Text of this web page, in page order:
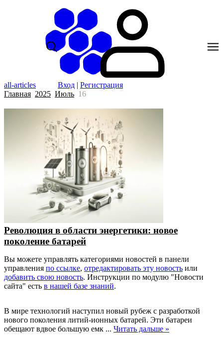
all-articles Вход | Регистрация
Главная 2025 Июль 16
Революция в области энергетики: новое
поколение батарей
Вы можете управлять категориями новостей в панели
управления по ссылке, отредактировать эту новость или
добавить свою новость. Инструкции по модулю "Новости
сайта" есть в нашей базе знаний.
В мире технологий наступил новый рубеж с разработкой
нового поколения литий-ионных батарей. Эти батареи
обещают вдвое большую емк ... Читать дальше »